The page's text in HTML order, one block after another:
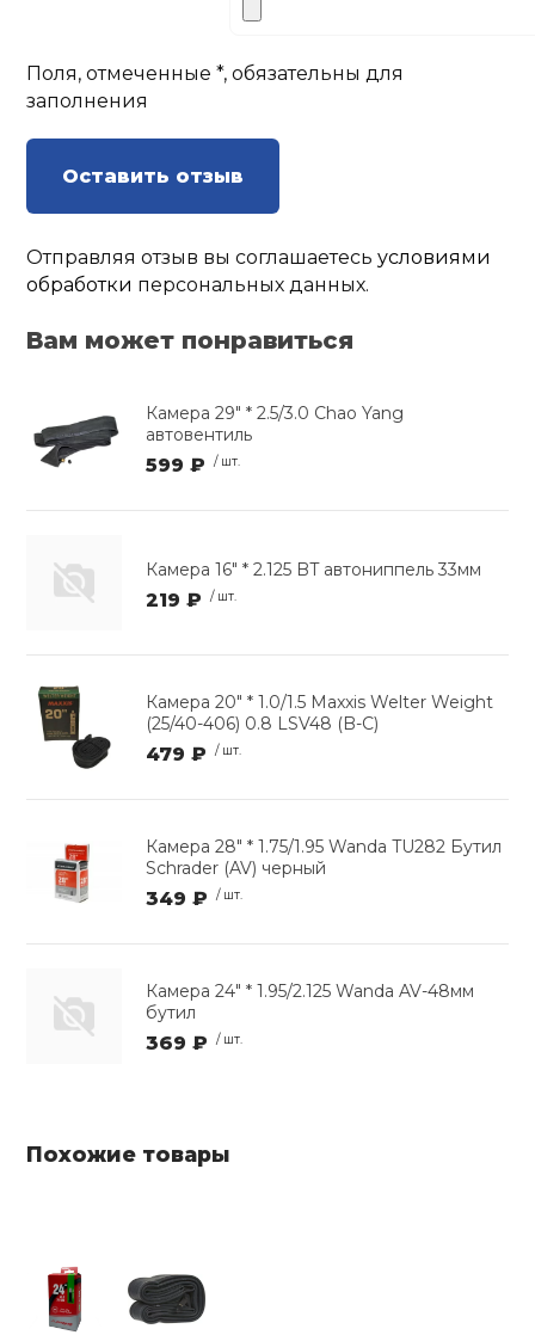
Поля, отмеченные *, обязательны для
заполнения
Оставить отзыв
Отправляя отзыв вы соглашаетесьусловиями
обработки персональных данных.
Вам может понравиться
Камера 29" * 2.5/3.0 Chao Yang
автовентиль
599 ₽ / шт.
Камера 16" * 2.125 BT автониппель 33мм
219 ₽ / шт.
Камера 20" * 1.0/1.5 Maxxis Welter Weight
(25/40-406) 0.8 LSV48 (B-C)
479 ₽ / шт.
Камера 28" * 1.75/1.95 Wanda TU282 Бутил
Schrader (AV) черный
349 ₽ / шт.
Камера 24" * 1.95/2.125 Wanda AV-48мм
бутил
369 ₽ / шт.
Похожие товары